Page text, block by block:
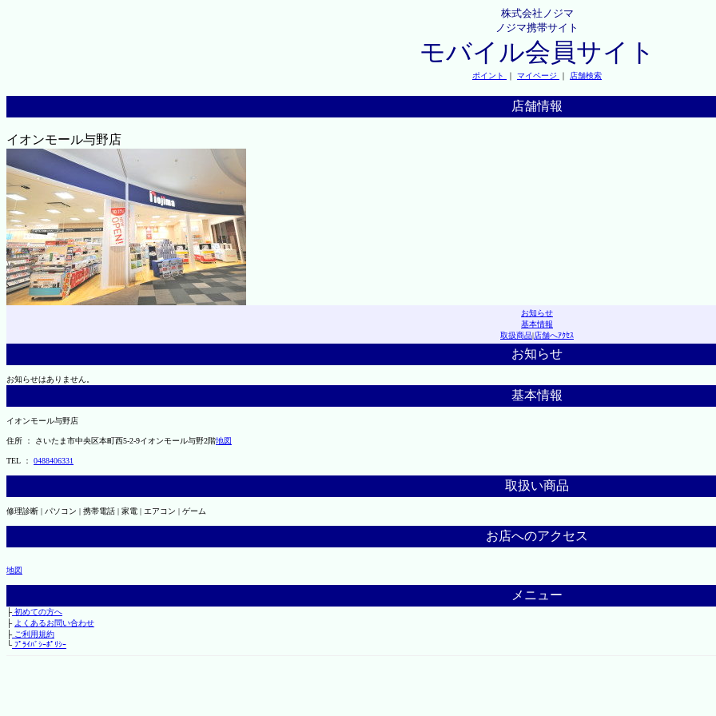
株式会社ノジマ
ノジマ携帯サイト
モバイル会員サイト
ポイント ｜ マイページ ｜ 店舗検索
店舗情報
イオンモール与野店
お知らせ
基本情報
取扱商品|店舗へｱｸｾｽ
お知らせ
お知らせはありません。
基本情報
イオンモール与野店
住所 ： さいたま市中央区本町西5-2-9イオンモール与野2階地図
TEL ： 0488406331
取扱い商品
修理診断 | パソコン | 携帯電話 | 家電 | エアコン | ゲーム
お店へのアクセス
地図
メニュー
├初めての方へ
├ よくあるお問い合わせ
├ご利用規約
└ﾌﾟﾗｲﾊﾞｼｰﾎﾟﾘｼｰ